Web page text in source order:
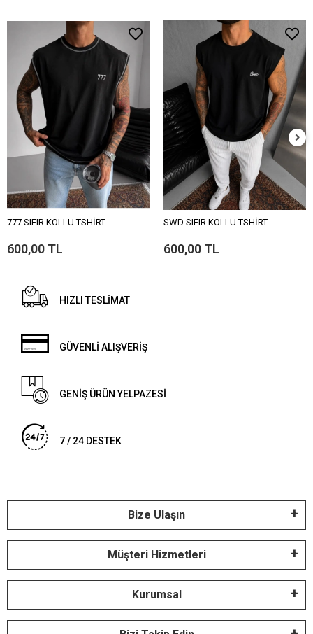
777 SIFIR KOLLU TSHİRT
600,00 TL
SWD SIFIR KOLLU TSHİRT
600,00 TL
HIZLI TESLİMAT
GÜVENLİ ALIŞVERİŞ
GENİŞ ÜRÜN YELPAZESİ
7 / 24 DESTEK
Bize Ulaşın
Müşteri Hizmetleri
Kurumsal